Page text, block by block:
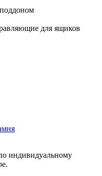
для ящиков
индивидуальному